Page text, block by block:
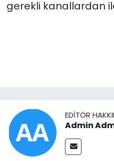
gerekli kanallardan
EDITÖR
Admin